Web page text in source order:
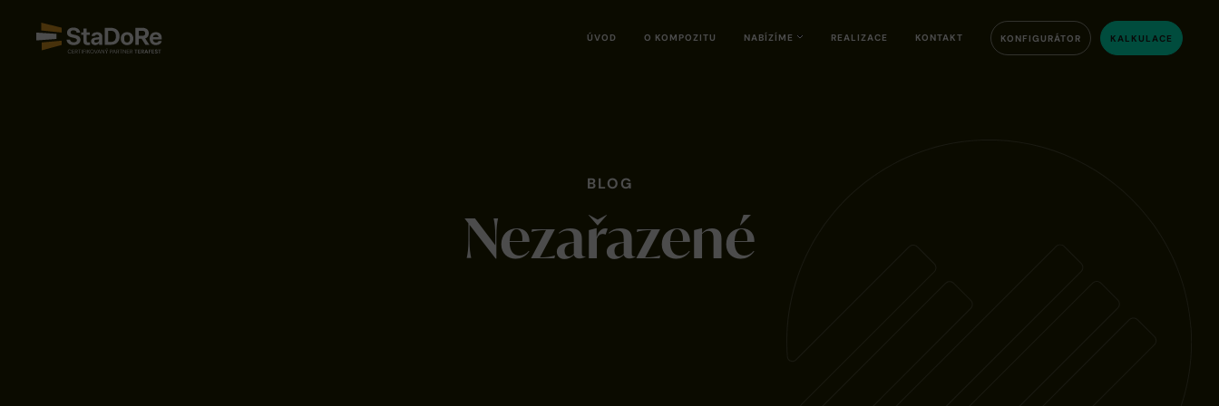
ÚVOD O KOMPOZITU NABÍZÍME REALIZACE KONTAKT KONFIGURÁTOR KALKULACE
BLOG
Nezařazené